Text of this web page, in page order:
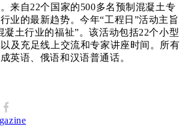
来自22个国家的500多名预制混凝土专
业的最新趋势。今年“工程日”活动主旨
凝土行业的福祉”。该活动包括22个小型
及充足线上交流和专家讲座时间。所有
英语、俄语和汉语普通话。